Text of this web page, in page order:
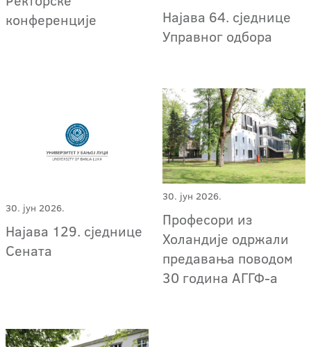
конференције
Најава 64. сједнице
Управног одбора
30. јун 2026.
Најава 129. сједнице
Сената
30. јун 2026.
Професори из
Холандије одржали
предавања поводом
30 година АГГФ-а